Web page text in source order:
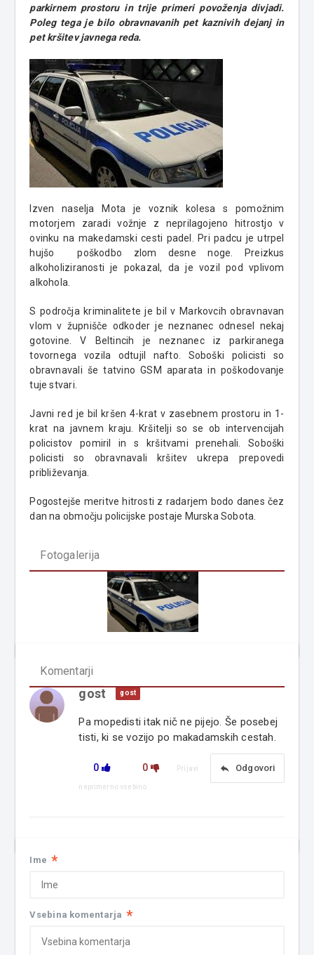
parkirnem prostoru in trije primeri povoženja divjadi.
Poleg tega je bilo obravnavanih pet kaznivih dejanj in
pet kršitev javnega reda.
Izven naselja Mota je voznik kolesa s pomožnim
motorjem zaradi vožnje z neprilagojeno hitrostjo v
ovinku na makedamski cesti padel. Pri padcu je utrpel
hujšo poškodbo zlom desne noge. Preizkus
alkoholiziranosti je pokazal, da je vozil pod vplivom
alkohola.
S področja kriminalitete je bil v Markovcih obravnavan
vlom v župnišče odkoder je neznanec odnesel nekaj
gotovine. V Beltincih je neznanec iz parkiranega
tovornega vozila odtujil nafto. Soboški policisti so
obravnavali še tatvino GSM aparata in poškodovanje
tuje stvari.
Javni red je bil kršen 4-krat v zasebnem prostoru in 1-
krat na javnem kraju. Kršitelji so se ob intervencijah
policistov pomiril in s kršitvami prenehali. Soboški
policisti so obravnavali kršitev ukrepa prepovedi
približevanja.
Pogostejše meritve hitrosti z radarjem bodo danes čez
dan na območju policijske postaje Murska Sobota.
Fotogalerija
Komentarji
gost gost
Pa mopedisti itak nič ne pijejo. Še posebej
tisti, ki se vozijo po makadamskih cestah.
0 0 reply Odgovori
Prijavi
neprimerno vsebino
Ime *
Vsebina komentarja *